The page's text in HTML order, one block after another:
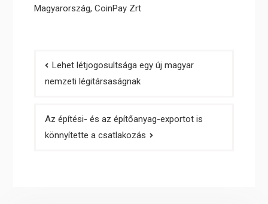
Magyarország, CoinPay Zrt
Bejegyzés
navigáció
Lehet létjogosultsága egy új magyar
nemzeti légitársaságnak
Az építési- és az építőanyag-exportot is
könnyítette a csatlakozás